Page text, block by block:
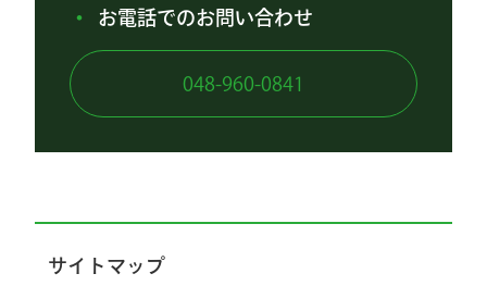
お電話でのお問い合わせ
048-960-0841
サイトマップ